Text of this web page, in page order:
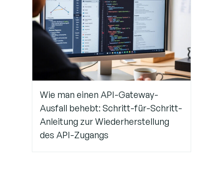
Wie man einen API-Gateway-
Ausfall behebt: Schritt-für-Schritt-
Anleitung zur Wiederherstellung
des API-Zugangs